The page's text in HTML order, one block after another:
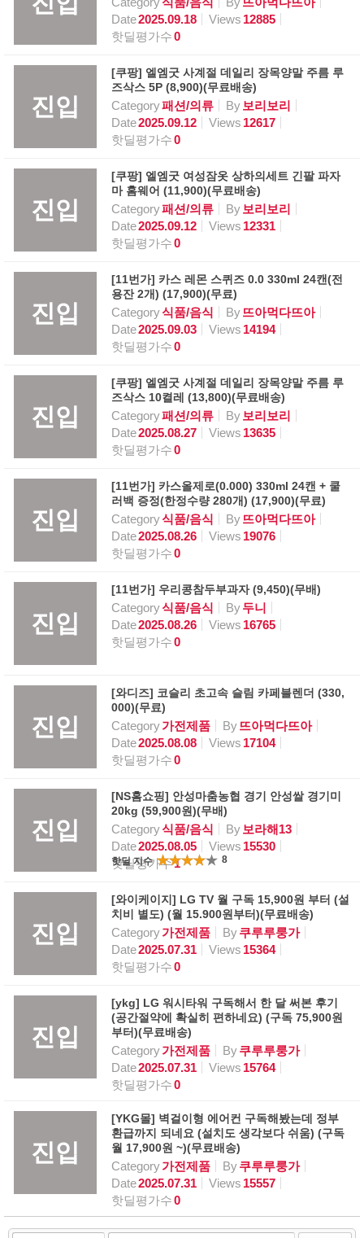
Date2025.09.18 Views 12885
핫딜평가수0
진입
[쿠팡] 엘엠굿 사계절 데일리 장목양말 주름 루
즈삭스 5P (8,900)(무료배송)
Category패션/의류 By 보리보리
Date2025.09.12 Views 12617
핫딜평가수0
진입
[쿠팡] 엘엠굿 여성잠옷 상하의세트 긴팔 파자
마 홈웨어 (11,900)(무료배송)
Category패션/의류 By 보리보리
Date2025.09.12 Views 12331
핫딜평가수0
진입
[11번가] 카스 레몬 스퀴즈 0.0 330ml 24캔(전
용잔 2개) (17,900)(무료)
Category식품/음식 By뜨아먹다뜨아
Date2025.09.03 Views 14194
핫딜평가수0
진입
[쿠팡] 엘엠굿 사계절 데일리 장목양말 주름 루
즈삭스 10켤레 (13,800)(무료배송)
Category패션/의류 By 보리보리
Date2025.08.27 Views 13635
핫딜평가수0
진입
[11번가] 카스올제로(0.000) 330ml 24캔 + 쿨
러백 증정(한정수량 280개) (17,900)(무료)
Category식품/음식 By뜨아먹다뜨아
Date2025.08.26 Views 19076
핫딜평가수0
진입
[11번가] 우리콩참두부과자 (9,450)(무배)
Category식품/음식 By두니
Date2025.08.26 Views 16765
핫딜평가수0
진입
[와디즈] 코슬리 초고속 슬림 카페블렌더 (330,
000)(무료)
Category가전제품 By뜨아먹다뜨아
Date2025.08.08 Views 17104
핫딜평가수0
진입
[NS홈쇼핑] 안성마춤농협 경기 안성쌀 경기미
20kg (59,900원)(무배)
Category식품/음식 By 보라해13
Date2025.08.05 Views 15530
핫딜평가수1
핫딜 지수 8
진입
[와이케이지] LG TV 월 구독 15,900원 부터 (설
치비 별도) (월 15.900원부터)(무료배송)
Category가전제품 By쿠루루룽가
Date2025.07.31 Views 15364
핫딜평가수0
진입
[ykg] LG 워시타워 구독해서 한 달 써본 후기
(공간절약에 확실히 편하네요) (구독 75,900원
부터)(무료배송)
Category가전제품 By쿠루루룽가
Date2025.07.31 Views 15764
핫딜평가수0
진입
[YKG몰] 벽걸이형 에어컨 구독해봤는데 정부
환급까지 되네요 (설치도 생각보다 쉬움) (구독
월 17,900원 ~)(무료배송)
Category가전제품 By쿠루루룽가
Date2025.07.31 Views 15557
핫딜평가수0